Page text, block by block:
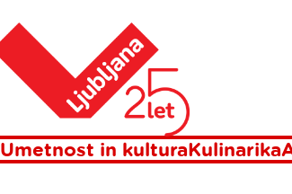
Umetnost in kulturaKulinarika